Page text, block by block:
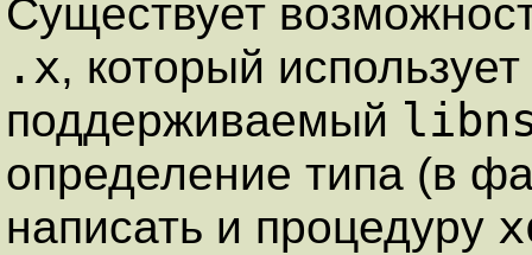
Существует
.x, который
поддерживаемый
определение типа (в
написать и процедуру